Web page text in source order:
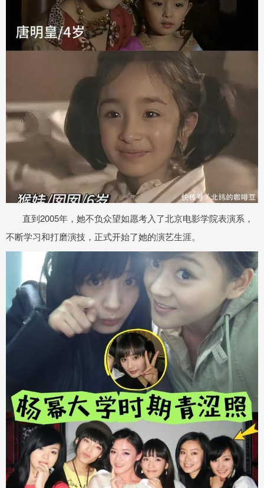
直到2005年，她不负众望如愿考入了北京电影学院表演系，
不断学习和打磨演技，正式开始了她的演艺生涯。